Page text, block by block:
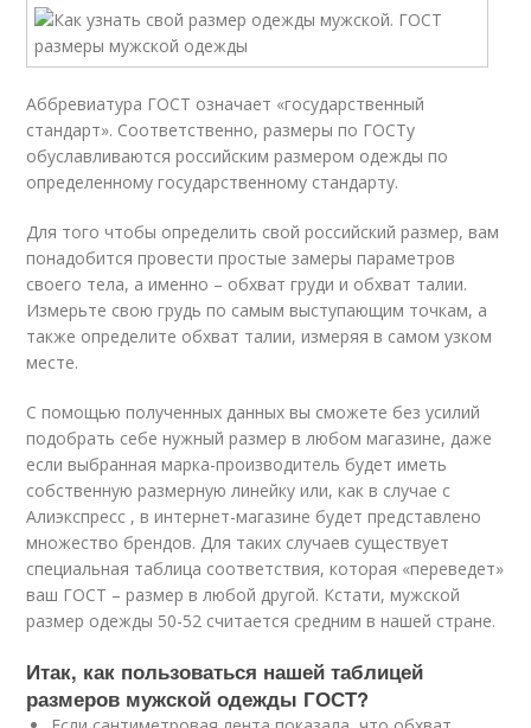
Аббревиатура ГОСТ означает «государственный
стандарт». Соответственно, размеры по ГОСТу
обуславливаются российским размером одежды по
определенному государственному стандарту.
Для того чтобы определить свой российский размер, вам
понадобится провести простые замеры параметров
своего тела, а именно – обхват груди и обхват талии.
Измерьте свою грудь по самым выступающим точкам, а
также определите обхват талии, измеряя в самом узком
месте.
С помощью полученных данных вы сможете без усилий
подобрать себе нужный размер в любом магазине, даже
если выбранная марка-производитель будет иметь
собственную размерную линейку или, как в случае с
Алиэкспресс , в интернет-магазине будет представлено
множество брендов. Для таких случаев существует
специальная таблица соответствия, которая «переведет»
ваш ГОСТ – размер в любой другой. Кстати, мужской
размер одежды 50-52 считается средним в нашей стране.
Итак, как пользоваться нашей таблицей
размеров мужской одежды ГОСТ?